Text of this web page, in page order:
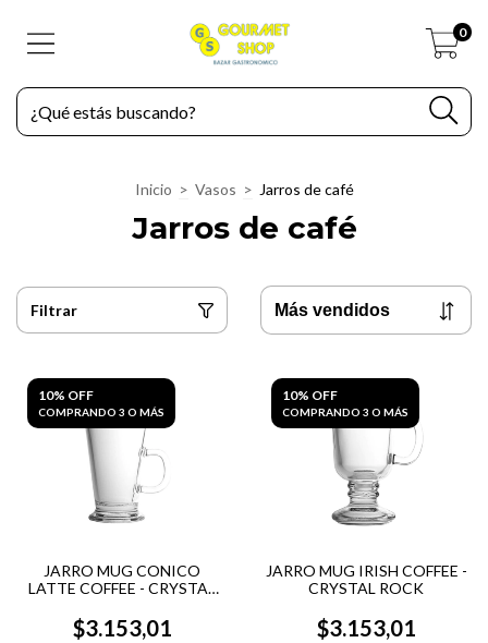
0
Inicio > Vasos > Jarros de café
Jarros de café
Filtrar
10% OFF
COMPRANDO 3 O MÁS
JARRO MUG CONICO
LATTE COFFEE - CRYSTAL
$3.153,01
10% OFF
COMPRANDO 3 O MÁS
JARRO MUG IRISH COFFEE -
CRYSTAL ROCK
$3.153,01